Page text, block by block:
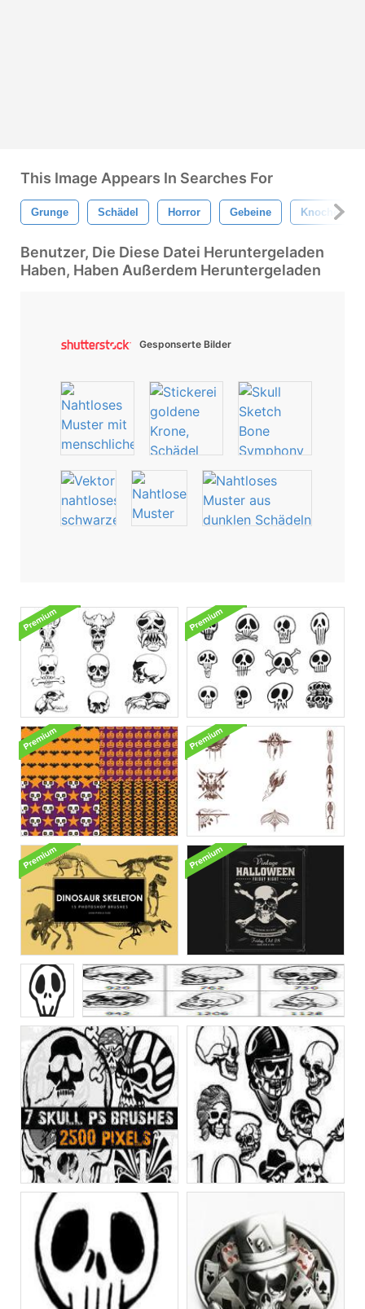
This Image Appears In Searches For
Grunge Schädel Horror Gebeine Knochen
Benutzer, Die Diese Datei Heruntergeladen
Haben, Haben Außerdem Heruntergeladen
Gesponserte Bilder